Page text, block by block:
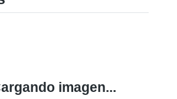
imagen...